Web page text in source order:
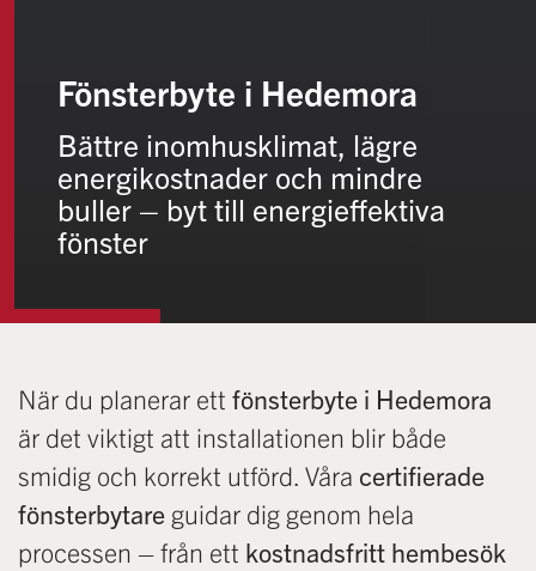
Fönsterbyte i Hedemora
Bättre inomhusklimat, lägre
energikostnader och mindre
buller – byt till energieffektiva
fönster
När du planerar ett fönsterbyte i Hedemora
är det viktigt att installationen blir både
smidig och korrekt utförd. Våra certifierade
fönsterbytare guidar dig genom hela
processen – från ett kostnadsfritt hembesök